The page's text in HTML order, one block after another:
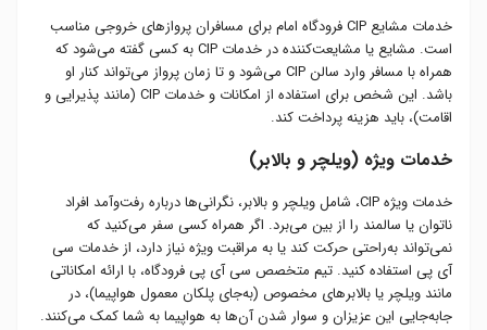
خدمات مشایع CIP فرودگاه امام برای مسافران پروازهای خروجی مناسب
است. مشایع یا مشایعت‌کننده در خدمات CIP به کسی گفته می‌شود که
همراه با مسافر وارد سالن CIP می‌شود و تا زمان پرواز می‌تواند کنار او
باشد. این شخص برای استفاده از امکانات و خدمات CIP (مانند پذیرایی و
اقامت)، باید هزینه پرداخت کند.
خدمات ویژه (ویلچر و بالابر)
خدمات ویژه CIP، شامل ویلچر و بالابر، نگرانی‌ها درباره رفت‌وآمد افراد
ناتوان یا سالمند را از بین می‌برد. اگر همراه کسی سفر می‌کنید که
نمی‌تواند به‌راحتی حرکت کند یا به مراقبت ویژه نیاز دارد، از خدمات سی
آی پی استفاده کنید. تیم متخصص سی آی پی فرودگاه، با ارائه امکاناتی
مانند ویلچر یا بالابرهای مخصوص (به‌جای پلکان معمول هواپیما)، در
جابه‌جایی این عزیزان و سوار‌ شدن آن‌ها به هواپیما به شما کمک می‌کنند.